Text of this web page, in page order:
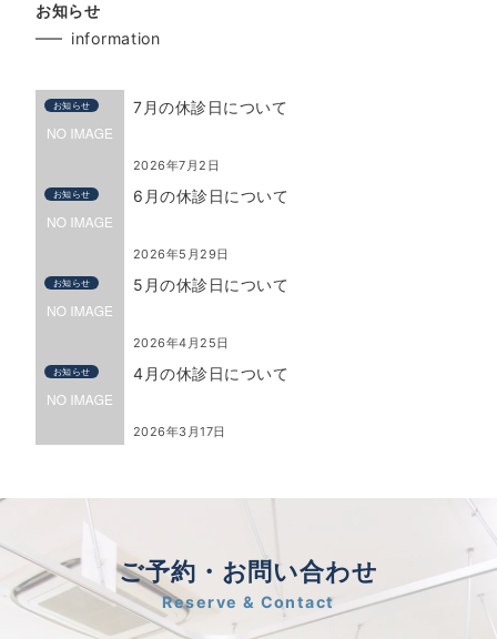
お知らせ
information
お知らせ 7月の休診日について
2026年7月2日
お知らせ 6月の休診日について
2026年5月29日
お知らせ 5月の休診日について
2026年4月25日
お知らせ 4月の休診日について
2026年3月17日
ご予約・お問い合わせ
Reserve & Contact